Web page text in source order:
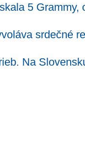
5 Grammy,
srdečné
Na